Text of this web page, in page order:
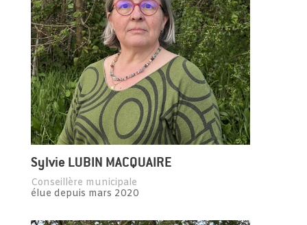
Sylvie LUBIN MACQUAIRE
Conseillère municipale
élue depuis mars 2020